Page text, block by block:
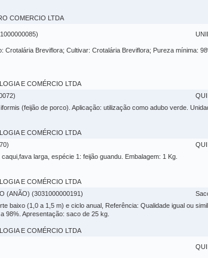
COMERCIO LTDA
Crotalária Breviflora; Cultivar: Crotalária Breviflora; Pureza mínima:
E COMÉRCIO LTDA
(feijão de porco). Aplicação: utilização como adubo verde.
E COMÉRCIO LTDA
larga, espécie 1: feijão guandu. Embalagem: 1 Kg.
E COMÉRCIO LTDA
(ANÃO) (3031000000191)
baixo (1,0 a 1,5 m) e ciclo anual, Referência: Qualidade igual ou
98%. Apresentação: saco de 25 kg.
E COMÉRCIO LTDA